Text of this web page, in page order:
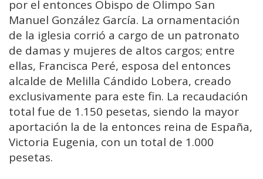
por el entonces Obispo de Olimpo San
Manuel González García. La ornamentación
de la iglesia corrió a cargo de un patronato
de damas y mujeres de altos cargos; entre
ellas, Francisca Peré, esposa del entonces
alcalde de Melilla Cándido Lobera, creado
exclusivamente para este fin. La recaudación
total fue de 1.150 pesetas, siendo la mayor
aportación la de la entonces reina de España,
Victoria Eugenia, con un total de 1.000
pesetas.